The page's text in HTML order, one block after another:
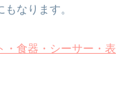
なります。
・食器・シーサー・表